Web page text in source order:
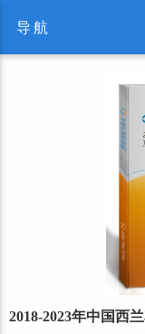
导航
2018-2023年中国西